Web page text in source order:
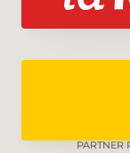
PARTNER